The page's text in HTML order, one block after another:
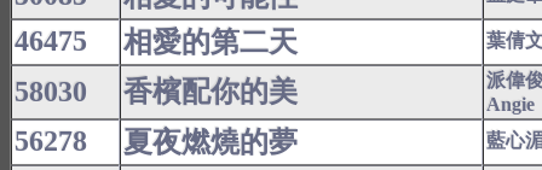
46475 相愛的第二天 葉倩
58030 香檳配你的美
派偉
Angie
56278 夏夜燃燒的夢 藍心